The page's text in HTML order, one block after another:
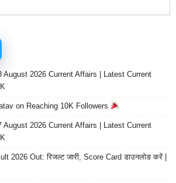
August 2026 Current Affairs | Latest Current
on Reaching 10K Followers
August 2026 Current Affairs | Latest Current
2026 Out: रिजल्ट जारी, Score Card डाउनलोड करें |